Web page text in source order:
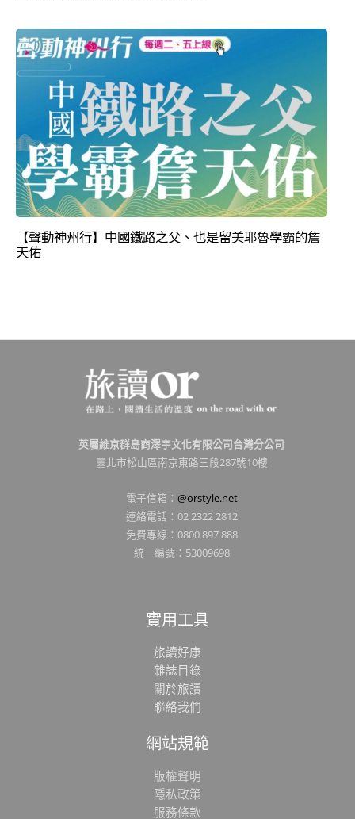
【聲動神州行】中國鐵路之父、也是留美耶魯學霸的詹
天佑
英屬維京群島商澤宇文化有限公司台灣分公司
臺北市松山區南京東路三段287號10樓
電子信箱： @orstyle.net
連絡電話：02 2322 2812
免費專線：0800 897 888
統一編號：53009698
實用工具
旅讀好康
雜誌目錄
關於旅讀
聯絡我們
網站規範
版權聲明
隱私政策
服務條款